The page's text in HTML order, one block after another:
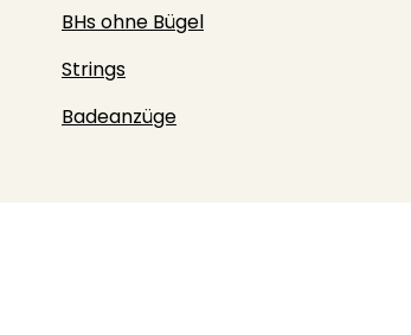
BHs ohne Bügel
Strings
Badeanzüge